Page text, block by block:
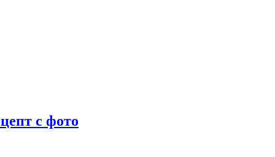
с фото